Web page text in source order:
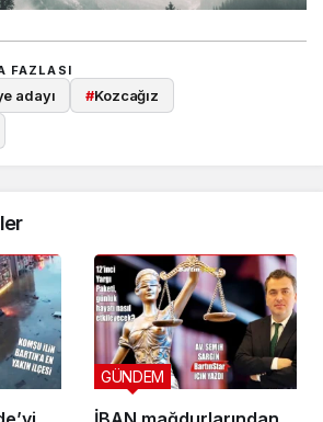
FAZLASI
adayı #Kozcağız
GÜNDEM